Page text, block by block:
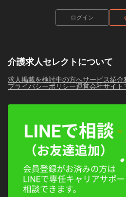
ログイン
介護求人セレクトについて
求人掲載を検討中の方へサービス紹介
プライバシーポリシー運営会社サイト